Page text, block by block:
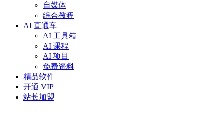
自媒体
综合教程
AI 直通车
AI 工具箱
AI 课程
AI 项目
免费资料
精品软件
开通 VIP
站长加盟